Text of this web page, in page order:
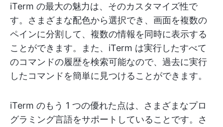
iTerm の最大の魅力は、そのカスタマイズ性で
す。さまざまな配色から選択でき、画面を複数の
ペインに分割して、複数の情報を同時に表示する
ことができます。また、iTerm は実行したすべて
のコマンドの履歴を検索可能なので、過去に実行
したコマンドを簡単に見つけることができます。
iTerm のもう 1 つの優れた点は、さまざまなプロ
グラミング言語をサポートしていることです。さ